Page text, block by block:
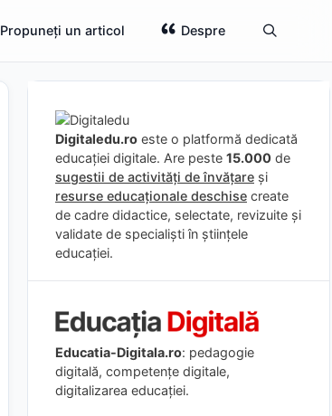
Propuneți un articol Despre
Digitaledu.ro este o platformă dedicată
educației digitale. Are peste 15.000 de
sugestii de activități de învățare și
resurse educaționale deschise create
de cadre didactice, selectate, revizuite și
validate de specialiști în științele
educației.
Educatia-Digitala.ro: pedagogie
digitală, competențe digitale,
digitalizarea educației.